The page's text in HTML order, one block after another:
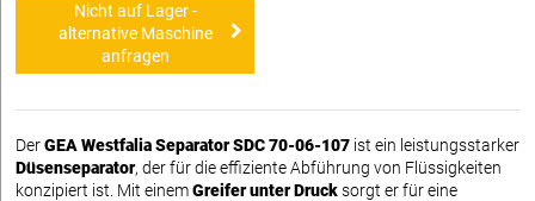
Nicht auf Lager -
alternative Maschine
anfragen
DerGEA Westfalia Separator SDC 70-06-107 ist ein leistungsstarker
Düsenseparator, der für die effiziente Abführung von Flüssigkeiten
konzipiert ist. Mit einemGreifer unter Drucksorgt er für eine